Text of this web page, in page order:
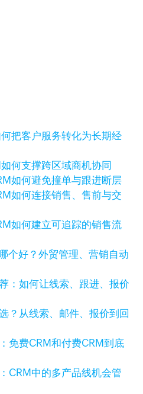
把客户服务转化为长期经
何支撑跨区域商机协同
如何避免撞单与跟进断层
如何连接销售、售前与交
如何建立可追踪的销售流
个好？外贸管理、营销自动
：如何让线索、跟进、报价
？从线索、邮件、报价到回
免费CRM和付费CRM到底
CRM中的多产品线机会管